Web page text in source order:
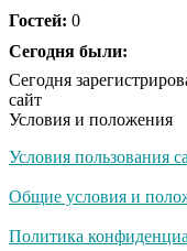
Ржу не
не раз
Скрытая
люди
Гостей: 0
Сегодня были:
Сегодня
сайт
Условия и положения
Условия пользования
Общие условия и
Политика